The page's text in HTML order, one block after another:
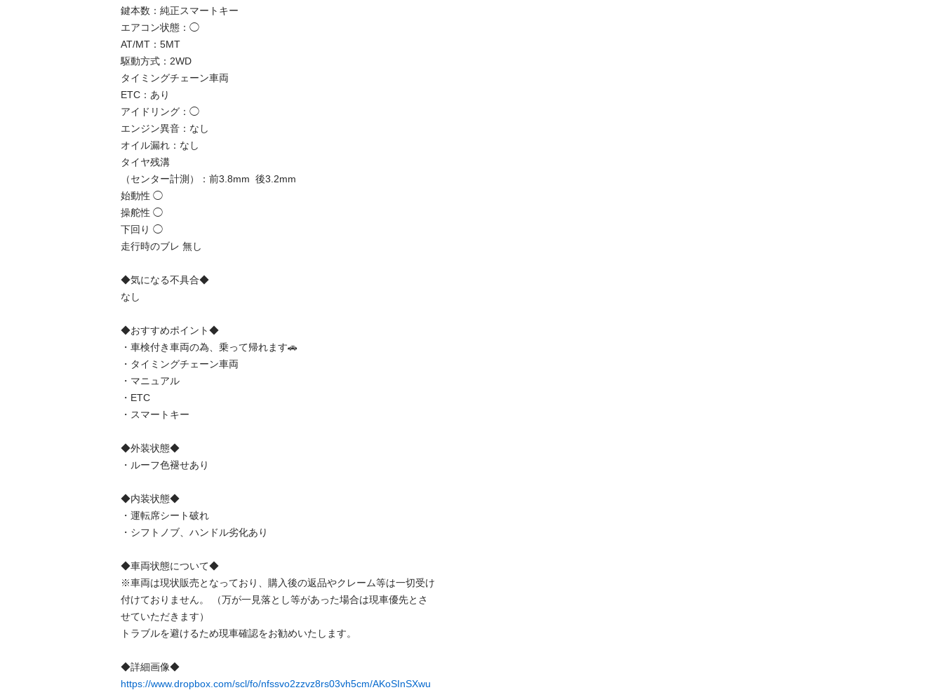
鍵本数：純正スマートキー
エアコン状態：◯
AT/MT：5MT
駆動方式：2WD
タイミングチェーン車両
ETC：あり
アイドリング：◯
エンジン異音：なし
オイル漏れ：なし
タイヤ残溝
（センター計測）：前3.8mm  後3.2mm
始動性 ◯
操舵性 ◯
下回り ◯
走行時のブレ 無し
◆気になる不具合◆
なし
◆おすすめポイント◆
・車検付き車両の為、乗って帰れます🚗
・タイミングチェーン車両
・マニュアル
・ETC
・スマートキー
◆外装状態◆
・ルーフ色褪せあり
◆内装状態◆
・運転席シート破れ
・シフトノブ、ハンドル劣化あり
◆車両状態について◆
※車両は現状販売となっており、購入後の返品やクレーム等は一切受け
付けておりません。 （万が一見落とし等があった場合は現車優先とさ
せていただきます）
トラブルを避けるため現車確認をお勧めいたします。
https://www.dropbox.com/scl/fo/nfssvo2zzvz8rs03vh5cm/AKoSInSXwu